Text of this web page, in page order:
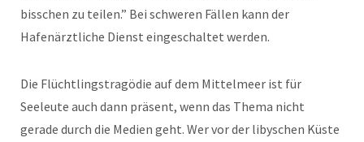
bisschen zu teilen.” Bei schweren Fällen kann der
Hafenärztliche Dienst eingeschaltet werden.
Die Flüchtlingstragödie auf dem Mittelmeer ist für
Seeleute auch dann präsent, wenn das Thema nicht
gerade durch die Medien geht. Wer vor der libyschen Küste